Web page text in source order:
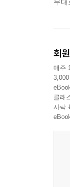
무대
회
매주
클래
사락